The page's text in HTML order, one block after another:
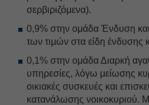
σερβιριζόμενα).
0,9% στην ομάδα Ένδυση
των τιμών στα είδη ένδυσης
0,1% στην ομάδα Διαρκή
υπηρεσίες, λόγω μείωσης
οικιακές συσκευές και
κατανάλωσης νοικοκυριού.